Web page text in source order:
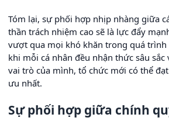
Tóm lại, sự phối hợp nhịp nhàng giữa
thần trách nhiệm cao sẽ là lực đẩy
vượt qua mọi khó khăn trong quá trình
khi mỗi cá nhân đều nhận thức sâu
vai trò của mình, tổ chức mới có thể
ưu nhất.
Sự phối hợp giữa chính